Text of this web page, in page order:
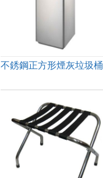
不銹鋼正方形煙灰垃圾桶